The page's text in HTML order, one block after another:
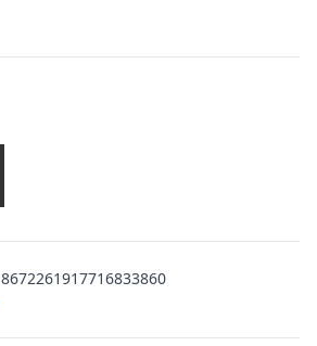
8672261917716833860